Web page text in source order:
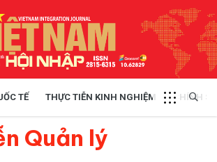
TẾ THỰC TIỄN KINH NGHIỆM CHÍNH
Quản lý